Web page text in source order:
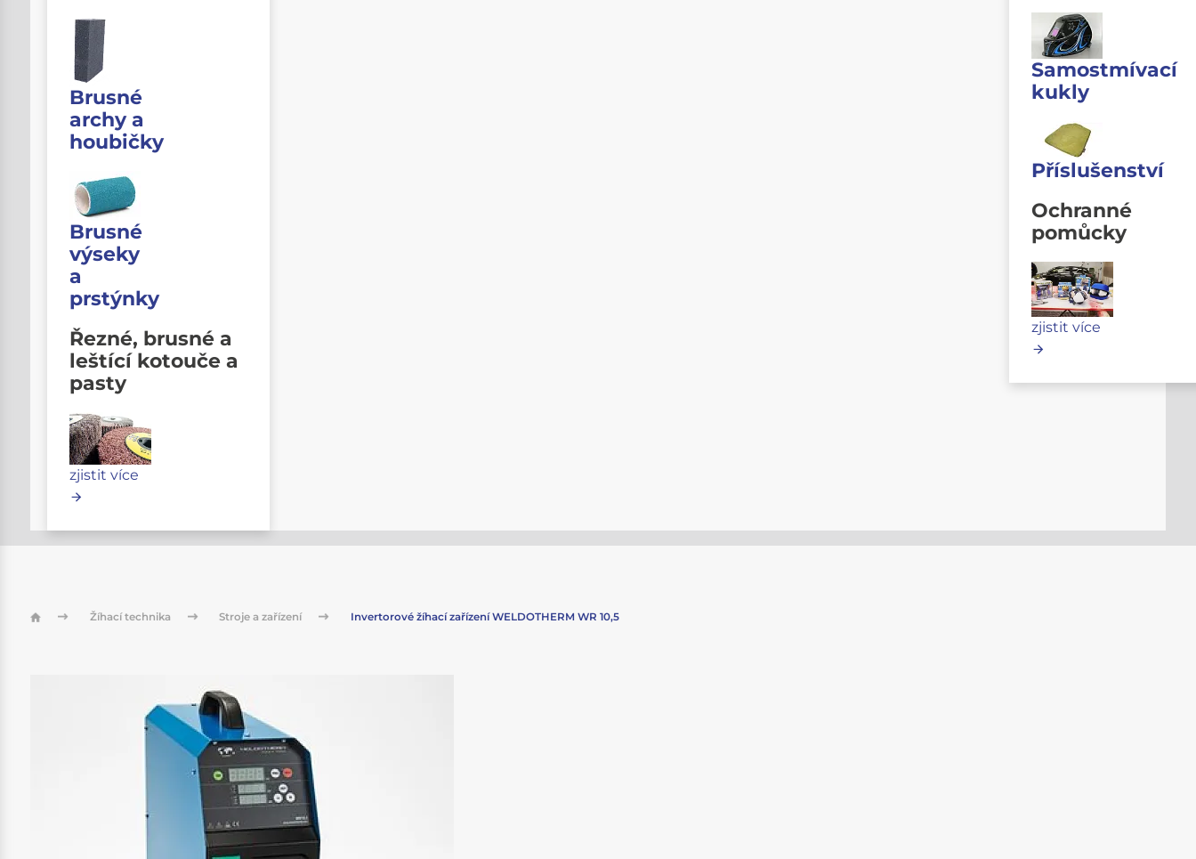
Brusné
archy a
houbičky
Brusné
výseky
a
prstýnky
Řezné, brusné a
leštící kotouče a
pasty
zjistit více
Samostmívací
kukly
Příslušenství
Ochranné
pomůcky
zjistit více
Žíhací technika Stroje a zařízení Invertorové žíhací zařízení WELDOTHERM WR 10,5